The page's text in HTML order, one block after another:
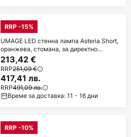
RRP -15%
UMAGE LED стенна лампа Asteria Short,
оранжева, стомана, за директно
свързване
213,42 €
RRP251,09 €
417,41 лв.
RRP491,09 лв.
Време за доставка: 11 - 16 дни
RRP -10%